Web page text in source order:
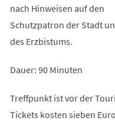
nach Hinweisen auf den
Schutzpatron der Stadt
des Erzbistums.
Dauer: 90 Minuten
Treffpunkt ist vor der
Tickets kosten sieben